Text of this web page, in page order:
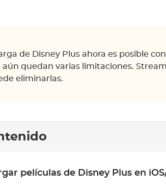
de Disney Plus ahora es posible
quedan varias limitaciones.
eliminarlas.
películas de Disney Plus en